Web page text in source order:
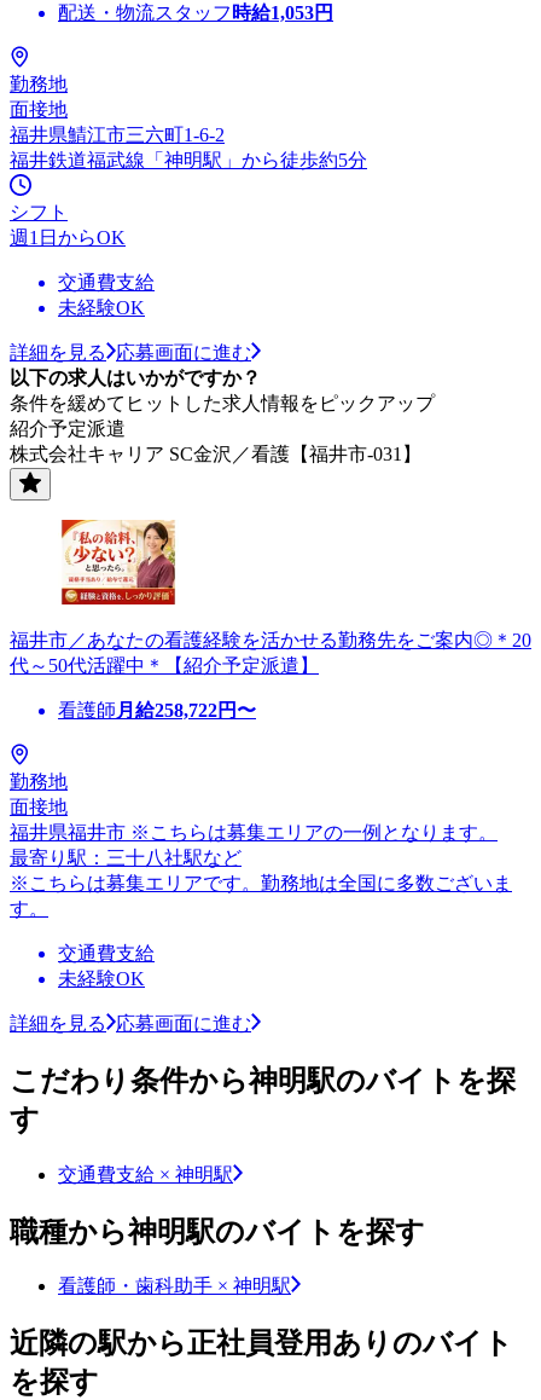
配送・物流スタッフ 時給1,053円
勤務地
面接地
福井県鯖江市三六町1-6-2
福井鉄道福武線「神明駅」から徒歩約5分
シフト
週1日からOK
交通費支給
未経験OK
詳細を見る
応募画面に進む
以下の求人はいかがですか？
条件を緩めてヒットした求人情報をピックアップ
紹介予定派遣
株式会社キャリア SC金沢／看護【福井市-031】
福井市／あなたの看護経験を活かせる勤務先をご案内◎＊20
代～50代活躍中＊【紹介予定派遣】
看護師 月給258,722円〜
勤務地
面接地
福井県福井市 ※こちらは募集エリアの一例となります。
最寄り駅：三十八社駅など
※こちらは募集エリアです。勤務地は全国に多数ございま
す。
交通費支給
未経験OK
詳細を見る 応募画面に進む
こだわり条件から神明駅のバイトを探
す
交通費支給 × 神明駅
職種から神明駅のバイトを探す
看護師・歯科助手 × 神明駅
近隣の駅から正社員登用ありのバイト
を探す